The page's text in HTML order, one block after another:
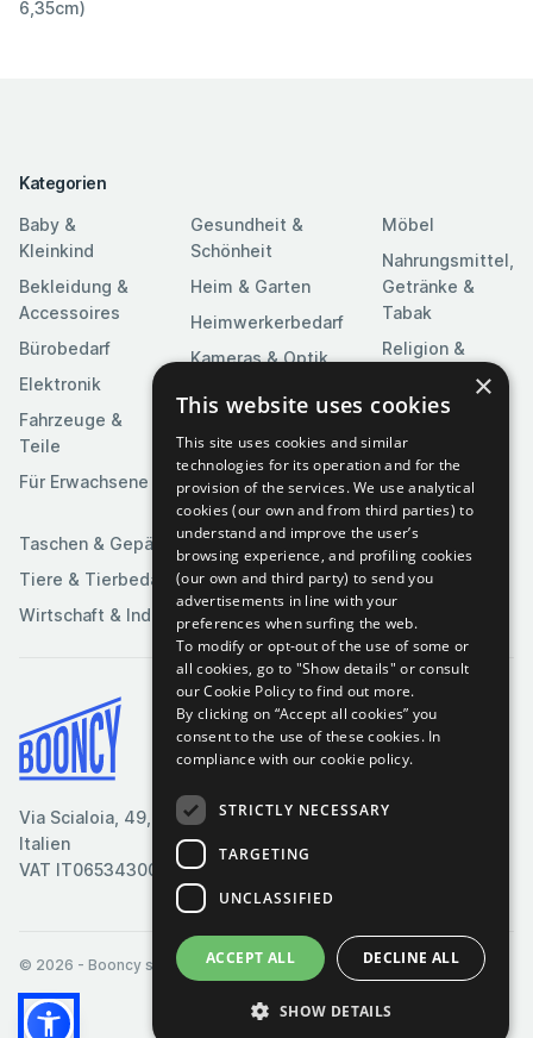
6,35cm)
Kategorien
Baby &
Kleinkind
Bekleidung &
Accessoires
Bürobedarf
Elektronik
Fahrzeuge &
Teile
Für Erwachsene
Gesundheit &
Schönheit
Heim & Garten
Heimwerkerbedarf
Kameras & Optik
Kunst &
Unterhaltung
Medien
Möbel
Nahrungsmittel,
Getränke &
Tabak
Religion &
Feierlichkeiten
Software
Spielzeuge &
Spiele
Sportartikel
Taschen & Gepäck
Tiere & Tierbedarf
Wirtschaft & Industrie
Via Scialoia, 49, Florenz,
Italien
VAT IT06534300485
Bedingungen & Konditionen
Cookie-Richtlinie
Datenschutzrichtlinie
© 2026 - Booncy srl - VAT IT06534300485
×
This website uses cookies
This site uses cookies and similar
technologies for its operation and for the
provision of the services. We use analytical
cookies (our own and from third parties) to
understand and improve the user’s
browsing experience, and profiling cookies
(our own and third party) to send you
advertisements in line with your
preferences when surfing the web.
To modify or opt-out of the use of some or
all cookies, go to "Show details" or consult
our Cookie Policy to find out more.
By clicking on “Accept all cookies” you
consent to the use of these cookies. In
compliance with our cookie policy.
STRICTLY NECESSARY
TARGETING
UNCLASSIFIED
ACCEPT ALL DECLINE ALL
SHOW DETAILS